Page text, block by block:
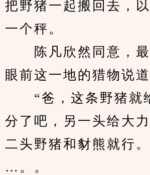
把野猪一起搬回去，
一个秤。
陈凡欣然同意，最
眼前这一地的猎物说道
“爸，这条野猪就
分了吧，另一头给大
二头野猪和豺熊就行
…。。